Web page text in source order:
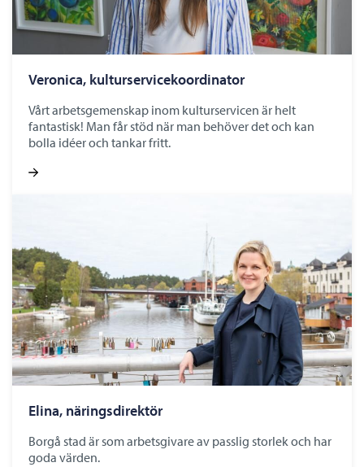
Veronica, kulturservicekoordinator
Vårt arbetsgemenskap inom kulturservicen är helt
fantastisk! Man får stöd när man behöver det och kan
bolla idéer och tankar fritt.
Elina, näringsdirektör
Borgå stad är som arbetsgivare av passlig storlek och har
goda värden.